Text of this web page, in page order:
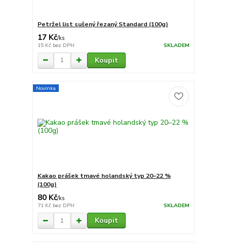
Petržel list sušený řezaný Standard (100g)
17 Kč/ks
15 Kč bez DPH SKLADEM
Koupit
Novinka
Kakao prášek tmavé holandský typ 20–22 %
(100g)
80 Kč/ks
71 Kč bez DPH SKLADEM
Koupit